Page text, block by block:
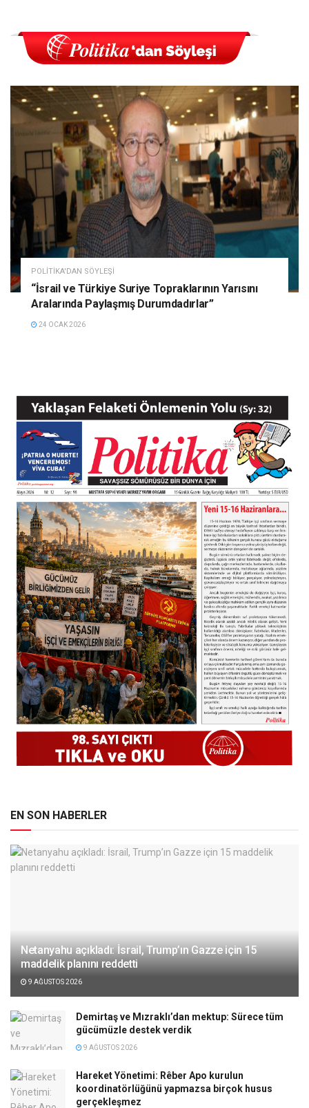
POLITIKA'DAN SÖYLEŞI
“İsrail ve Türkiye Suriye Topraklarının Yarısını
Aralarında Paylaşmış Durumdadırlar”
24 OCAK 2026
EN SON HABERLER
Netanyahu açıkladı: İsrail, Trump’ın Gazze için 15
maddelik planını reddetti
9 AĞUSTOS 2026
Demirtaş ve Mızraklı’dan mektup: Sürece tüm
gücümüzle destek verdik
9 AĞUSTOS 2026
Hareket Yönetimi: Rêber Apo kurulun
koordinatörlüğünü yapmazsa birçok husus
gerçekleşmez